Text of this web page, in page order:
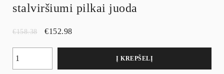
stalviršiumi pilkai juoda
€158.38 €152.98
Į KREPŠELĮ